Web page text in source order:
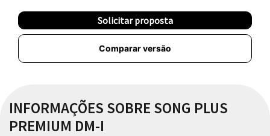
Solicitar proposta
Comparar versão
INFORMAÇÕES SOBRE SONG PLUS
PREMIUM DM-I